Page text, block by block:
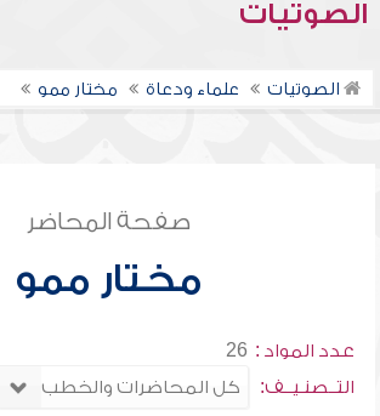
الصوتيات
الصوتيات علماء ودعاة مختار ممو
صفحة المحاضر
مختار ممو
عدد المواد : 26
التــصنـيــف: